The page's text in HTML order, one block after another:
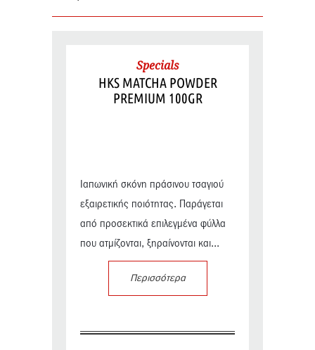
Specials
HKS MATCHA POWDER
PREMIUM 100GR
Ιαπωνική σκόνη πράσινου τσαγιού
εξαιρετικής ποιότητας. Παράγεται
από προσεκτικά επιλεγμένα φύλλα
που ατμίζονται, ξηραίνονται και...
Περισσότερα